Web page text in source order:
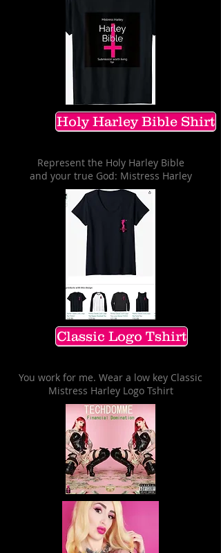
Holy Harley Bible Shirt
Represent the Holy Harley Bible
and your true God: Mistress Harley
Classic Logo Tshirt
You work for me. Wear a low key Classic
Mistress Harley Logo Tshirt